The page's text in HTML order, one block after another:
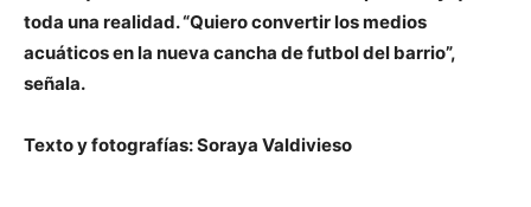
toda una realidad. “Quiero convertir los medios
acuáticos en la nueva cancha de futbol del barrio”,
señala.
Texto y fotografías: Soraya Valdivieso